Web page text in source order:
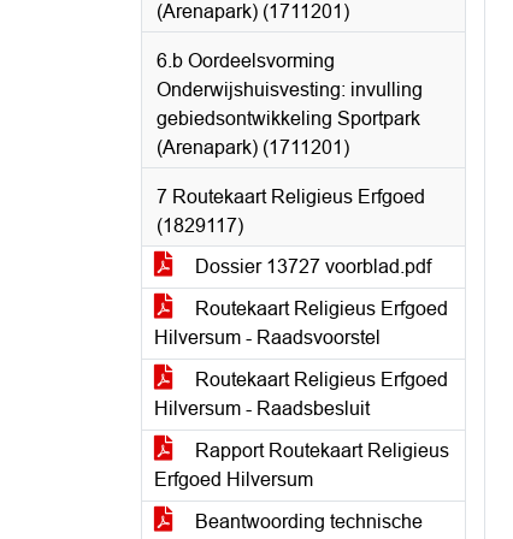
(Arenapark) (1711201)
6.b Oordeelsvorming
Onderwijshuisvesting: invulling
gebiedsontwikkeling Sportpark
(Arenapark) (1711201)
7 Routekaart Religieus Erfgoed
(1829117)
Dossier 13727 voorblad.pdf
Routekaart Religieus Erfgoed
Hilversum - Raadsvoorstel
Routekaart Religieus Erfgoed
Hilversum - Raadsbesluit
Rapport Routekaart Religieus
Erfgoed Hilversum
Beantwoording technische